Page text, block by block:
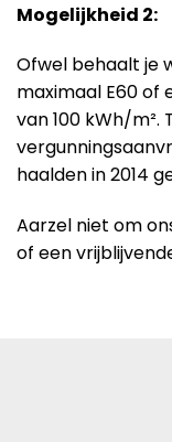
Mogelijkheid 2:
Ofwel behaalt je
maximaal E60 of
van 100 kWh/m².
haalden in 2014
Aarzel niet om
of een